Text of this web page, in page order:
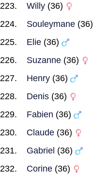
Willy (36)
Souleymane (36)
Elie (36)
Suzanne (36)
Henry (36)
Denis (36)
Fabien (36)
Claude (36)
Gabriel (36)
Corine (36)